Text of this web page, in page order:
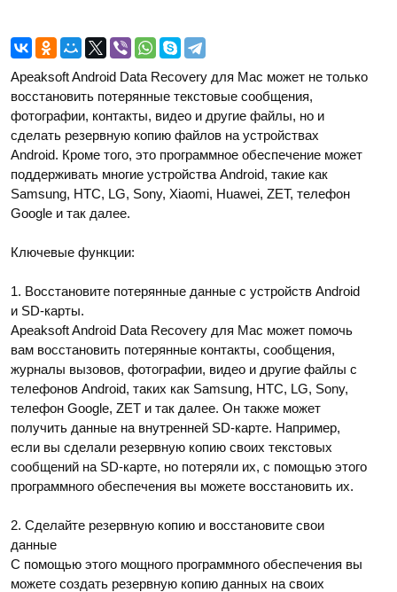
Apeaksoft Android Data Recovery для Mac может не только
восстановить потерянные текстовые сообщения,
фотографии, контакты, видео и другие файлы, но и
сделать резервную копию файлов на устройствах
Android. Кроме того, это программное обеспечение может
поддерживать многие устройства Android, такие как
Samsung, HTC, LG, Sony, Xiaomi, Huawei, ZET, телефон
Google и так далее.
Ключевые функции:
1. Восстановите потерянные данные с устройств Android
и SD-карты.
Apeaksoft Android Data Recovery для Mac может помочь
вам восстановить потерянные контакты, сообщения,
журналы вызовов, фотографии, видео и другие файлы с
телефонов Android, таких как Samsung, HTC, LG, Sony,
телефон Google, ZET и так далее. Он также может
получить данные на внутренней SD-карте. Например,
если вы сделали резервную копию своих текстовых
сообщений на SD-карте, но потеряли их, с помощью этого
программного обеспечения вы можете восстановить их.
2. Сделайте резервную копию и восстановите свои
данные
С помощью этого мощного программного обеспечения вы
можете создать резервную копию данных на своих